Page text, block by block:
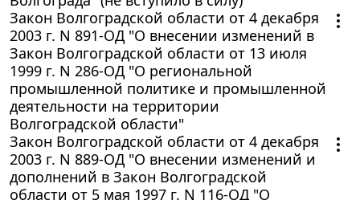
Закон Волгоградской области от 4 декабря
2003 г. N 891-ОД "О внесении изменений в
Закон Волгоградской области от 13 июля
1999 г. N 286-ОД "О региональной
промышленной политике и промышленной
деятельности на территории
Волгоградской области"
Закон Волгоградской области от 4 декабря
2003 г. N 889-ОД "О внесении изменений и
дополнений в Закон Волгоградской
области от 5 мая 1997 г. N 116-ОД "О